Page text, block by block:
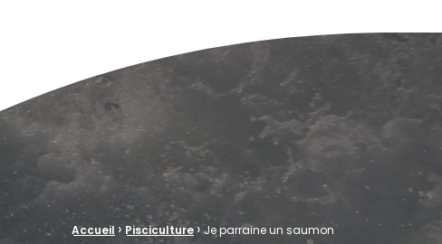
Naturelle au cœur de la plaine rhénane alluviale
Accueil › Pisciculture ›Je parraine un saumon